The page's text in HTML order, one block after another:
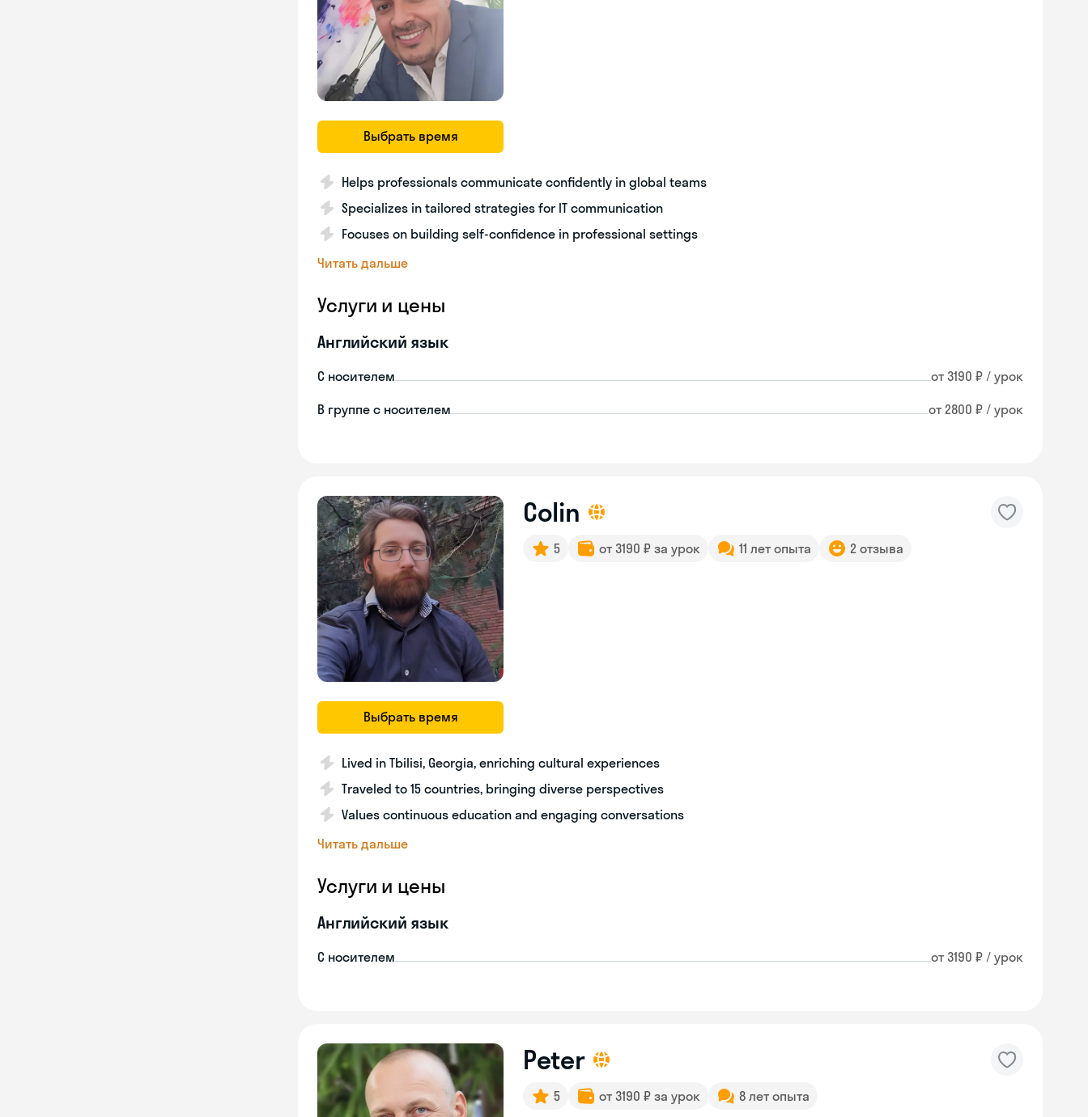
Выбрать время
Helps professionals communicate confidently in global teams
Specializes in tailored strategies for IT communication
Focuses on building self-confidence in professional settings
Читать дальше
Услуги и цены
Английский язык
С носителем от 3190 ₽ / урок
В группе с носителем от 2800 ₽ / урок
Выбрать время
Colin
5 от 3190 ₽ за урок 11 лет опыта 2 отзыва
Lived in Tbilisi, Georgia, enriching cultural experiences
Traveled to 15 countries, bringing diverse perspectives
Values continuous education and engaging conversations
Читать дальше
Услуги и цены
Английский язык
С носителем от 3190 ₽ / урок
Peter
5 от 3190 ₽ за урок 8 лет опыта